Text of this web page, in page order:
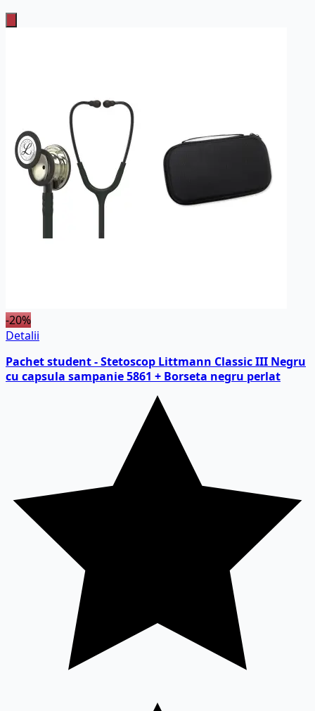
-20%
Detalii
Pachet student - Stetoscop Littmann Classic III Negru
cu capsula sampanie 5861 + Borseta negru perlat